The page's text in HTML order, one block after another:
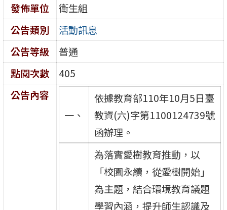
發佈單位
衛生組
公告類別
活動訊息
公告等級
普通
點閱次數
405
公告內容
一、
依據教育部110年10月5日臺
教資(六)字第1100124739號
函辦理。
為落實愛樹教育推動，以
「校園永續，從愛樹開始」
為主題，結合環境教育議題
學習內涵，提升師生認識及